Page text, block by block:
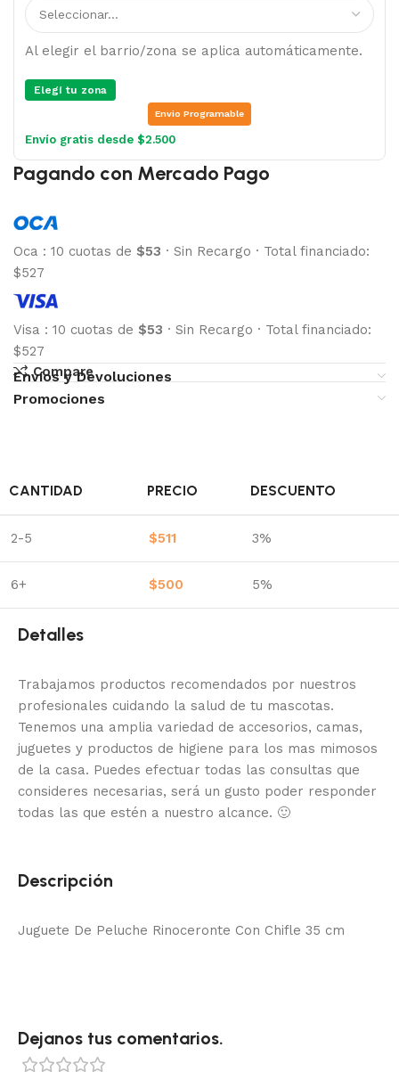
Al elegir el barrio/zona se aplica automáticamente.
Elegí tu zona
Envio Programable
Envío gratis desde $2.500
Pagando con Mercado Pago
Oca : 10 cuotas de $53 · Sin Recargo · Total financiado:
$527
Visa : 10 cuotas de $53 · Sin Recargo · Total financiado:
$527
Compare
Envíos y Devoluciones
Promociones
CANTIDAD PRECIO DESCUENTO
2-5 $511 3%
6+ $500 5%
Detalles
Trabajamos productos recomendados por nuestros
profesionales cuidando la salud de tu mascotas.
Tenemos una amplia variedad de accesorios, camas,
juguetes y productos de higiene para los mas mimosos
de la casa. Puedes efectuar todas las consultas que
consideres necesarias, será un gusto poder responder
todas las que estén a nuestro alcance. 🙂
Descripción
Juguete De Peluche Rinoceronte Con Chifle 35 cm
Dejanos tus comentarios.